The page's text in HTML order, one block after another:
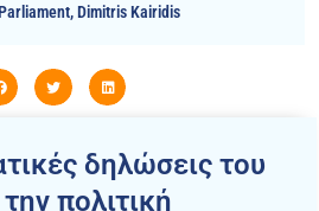
,Dimitris Kairidis
δηλώσεις του
πολιτική